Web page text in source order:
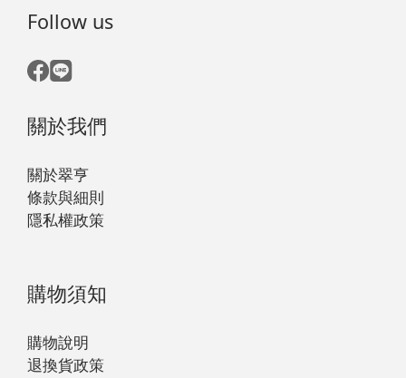
Follow us
關於我們
關於翠亨
條款與細則
隱私權政策
購物須知
購物說明
退換貨政策